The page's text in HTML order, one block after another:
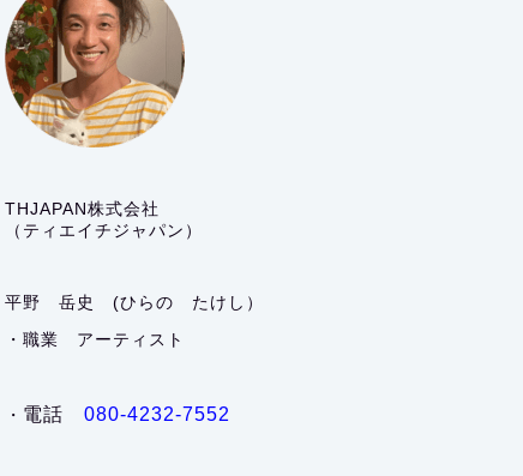
THJAPAN株式会社
（ティエイチジャパン）
平野 岳史 (ひらの たけし）
・職業 アーティスト
・ 電話 080-4232-7552